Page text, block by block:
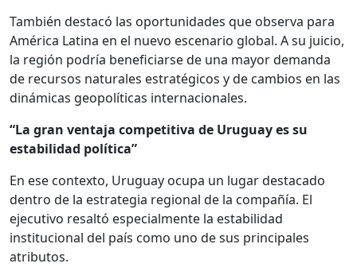
También destacó las oportunidades que observa para
América Latina en el nuevo escenario global. A su juicio,
la región podría beneficiarse de una mayor demanda
de recursos naturales estratégicos y de cambios en las
dinámicas geopolíticas internacionales.
“La gran ventaja competitiva de Uruguay es su
estabilidad política”
En ese contexto, Uruguay ocupa un lugar destacado
dentro de la estrategia regional de la compañía. El
ejecutivo resaltó especialmente la estabilidad
institucional del país como uno de sus principales
atributos.